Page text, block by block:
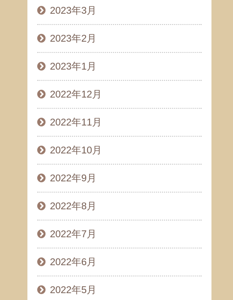
2023年3月
2023年2月
2023年1月
2022年12月
2022年11月
2022年10月
2022年9月
2022年8月
2022年7月
2022年6月
2022年5月